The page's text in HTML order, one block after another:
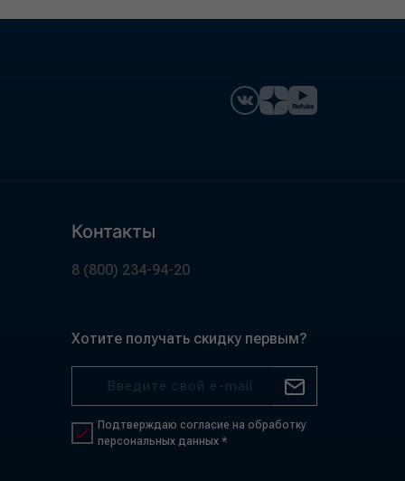
Контакты
8 (800) 234-94-20
Хотите получать скидку первым?
Подтверждаю согласие на обработку
персональных данных *